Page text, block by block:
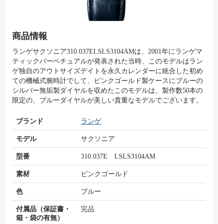
商品情報
ランゲサクソニア310.037ELSLS3104AMは、2001年にランゲマ
ティックパーペチュアルが発表された当時、このモデルはラン
ゲ独自のアウトサイズデイトを永久カレンダーに統合した初め
ての機械式腕時計でして、ピンクゴールド製ケースにブルーの
シルバー無垢製ダイヤルを収めたこのモデルは、製作数50本の
限定の、ブルーダイヤルが美しい貴重なモデルでございます。
ブランド ランゲ
モデル サクソニア
型番 310.037E LSLS3104AM
素材 ピンクゴールド
色 ブルー
付属品（保証書・
箱・袋の有無）
完品